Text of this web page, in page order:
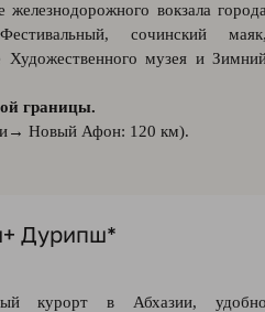
вокзала
сочинский
Художественного музея и
границы.
Новый Афон: 120 км).
Дурипш*
курорт в Абхазии,